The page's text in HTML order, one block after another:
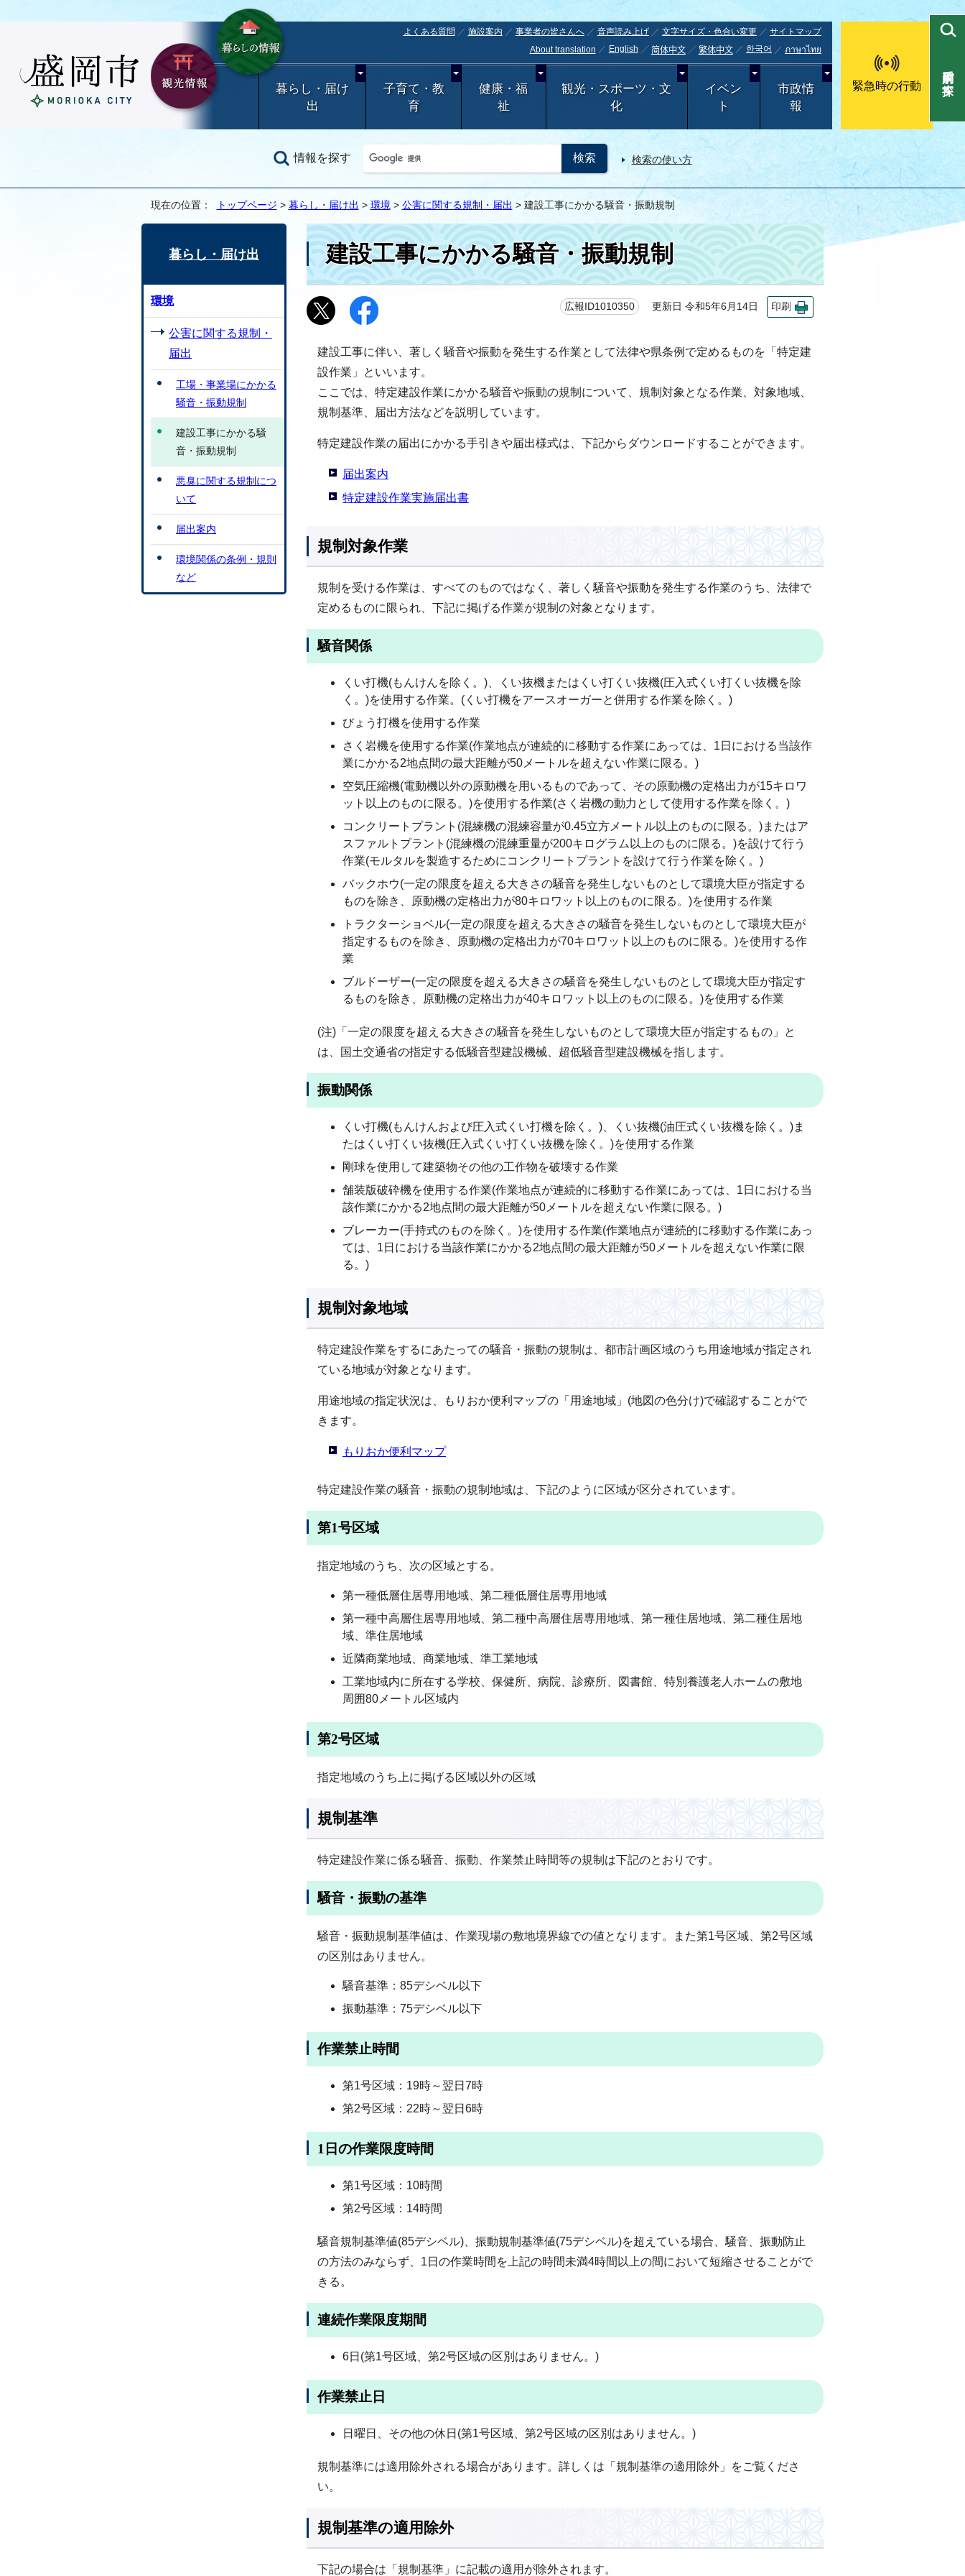
よくある質問 施設案内 事業者の皆さんへ 音声読み上げ 文字サイズ・色合い変更
サイトマップ
About translation
English 简体中文 繁体中文 한국어 ภาษาไทย
暮らし・届け
出
子育て・教
育
健康・福
祉
観光・スポーツ・文
化
イベン
ト
市政情
報
緊急時の行動
情報を探す 検索の使い方
目的別で探す
現在の位置： トップページ > 暮らし・届け出 > 環境 > 公害に関する規制・届出 > 建設工事にかかる騒音・振動規制
建設工事にかかる騒音・振動規制
広報ID1010350 更新日 令和5年6月14日 印刷
建設工事に伴い、著しく騒音や振動を発生する作業として法律や県条例で定めるものを「特定建
設作業」といいます。
ここでは、特定建設作業にかかる騒音や振動の規制について、規制対象となる作業、対象地域、
規制基準、届出方法などを説明しています。
特定建設作業の届出にかかる手引きや届出様式は、下記からダウンロードすることができます。
届出案内
特定建設作業実施届出書
規制対象作業
規制を受ける作業は、すべてのものではなく、著しく騒音や振動を発生する作業のうち、法律で
定めるものに限られ、下記に掲げる作業が規制の対象となります。
騒音関係
くい打機(もんけんを除く。)、くい抜機またはくい打くい抜機(圧入式くい打くい抜機を除
く。)を使用する作業。(くい打機をアースオーガーと併用する作業を除く。)
びょう打機を使用する作業
さく岩機を使用する作業(作業地点が連続的に移動する作業にあっては、1日における当該作
業にかかる2地点間の最大距離が50メートルを超えない作業に限る。)
空気圧縮機(電動機以外の原動機を用いるものであって、その原動機の定格出力が15キロワ
ット以上のものに限る。)を使用する作業(さく岩機の動力として使用する作業を除く。)
コンクリートプラント(混練機の混練容量が0.45立方メートル以上のものに限る。)またはア
スファルトプラント(混練機の混練重量が200キログラム以上のものに限る。)を設けて行う
作業(モルタルを製造するためにコンクリートプラントを設けて行う作業を除く。)
バックホウ(一定の限度を超える大きさの騒音を発生しないものとして環境大臣が指定する
ものを除き、原動機の定格出力が80キロワット以上のものに限る。)を使用する作業
トラクターショベル(一定の限度を超える大きさの騒音を発生しないものとして環境大臣が
指定するものを除き、原動機の定格出力が70キロワット以上のものに限る。)を使用する作
業
ブルドーザー(一定の限度を超える大きさの騒音を発生しないものとして環境大臣が指定す
るものを除き、原動機の定格出力が40キロワット以上のものに限る。)を使用する作業
(注)「一定の限度を超える大きさの騒音を発生しないものとして環境大臣が指定するもの」と
は、国土交通省の指定する低騒音型建設機械、超低騒音型建設機械を指します。
振動関係
くい打機(もんけんおよび圧入式くい打機を除く。)、くい抜機(油圧式くい抜機を除く。)ま
たはくい打くい抜機(圧入式くい打くい抜機を除く。)を使用する作業
剛球を使用して建築物その他の工作物を破壊する作業
舗装版破砕機を使用する作業(作業地点が連続的に移動する作業にあっては、1日における当
該作業にかかる2地点間の最大距離が50メートルを超えない作業に限る。)
ブレーカー(手持式のものを除く。)を使用する作業(作業地点が連続的に移動する作業にあっ
ては、1日における当該作業にかかる2地点間の最大距離が50メートルを超えない作業に限
る。)
規制対象地域
特定建設作業をするにあたっての騒音・振動の規制は、都市計画区域のうち用途地域が指定され
ている地域が対象となります。
用途地域の指定状況は、もりおか便利マップの「用途地域」(地図の色分け)で確認することがで
きます。
もりおか便利マップ
特定建設作業の騒音・振動の規制地域は、下記のように区域が区分されています。
第1号区域
指定地域のうち、次の区域とする。
第一種低層住居専用地域、第二種低層住居専用地域
第一種中高層住居専用地域、第二種中高層住居専用地域、第一種住居地域、第二種住居地
域、準住居地域
近隣商業地域、商業地域、準工業地域
工業地域内に所在する学校、保健所、病院、診療所、図書館、特別養護老人ホームの敷地
周囲80メートル区域内
第2号区域
指定地域のうち上に掲げる区域以外の区域
規制基準
特定建設作業に係る騒音、振動、作業禁止時間等の規制は下記のとおりです。
騒音・振動の基準
騒音・振動規制基準値は、作業現場の敷地境界線での値となります。また第1号区域、第2号区域
の区別はありません。
騒音基準：85デシベル以下
振動基準：75デシベル以下
作業禁止時間
第1号区域：19時～翌日7時
第2号区域：22時～翌日6時
1日の作業限度時間
第1号区域：10時間
第2号区域：14時間
騒音規制基準値(85デシベル)、振動規制基準値(75デシベル)を超えている場合、騒音、振動防止
の方法のみならず、1日の作業時間を上記の時間未満4時間以上の間において短縮させることがで
きる。
連続作業限度期間
6日(第1号区域、第2号区域の区別はありません。)
作業禁止日
日曜日、その他の休日(第1号区域、第2号区域の区別はありません。)
規制基準には適用除外される場合があります。詳しくは「規制基準の適用除外」をご覧くださ
い。
規制基準の適用除外
下記の場合は「規制基準」に記載の適用が除外されます。
暮らし・届け出
環境
公害に関する規制・
届出
工場・事業場にかかる
騒音・振動規制
建設工事にかかる騒
音・振動規制
悪臭に関する規制につ
いて
届出案内
環境関係の条例・規則
など